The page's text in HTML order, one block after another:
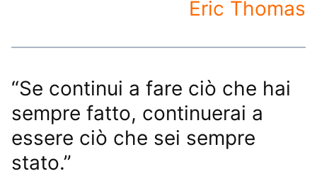
Eric Thomas
“Se continui a fare ciò che hai
sempre fatto, continuerai a
essere ciò che sei sempre
stato.”